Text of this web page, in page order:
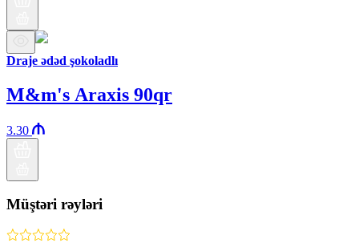
Draje ədəd şokoladlı
M&m's Аraxis 90qr
3.30
Müştəri rəyləri